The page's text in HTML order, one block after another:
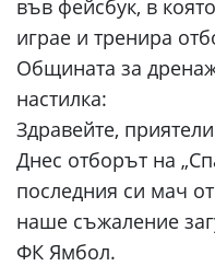
във фейсбук, в
играе и тренира
Общината за
настилка:
Здравейте,
Днес отборът на
последния си мач
наше съжаление
ФК Ямбол.